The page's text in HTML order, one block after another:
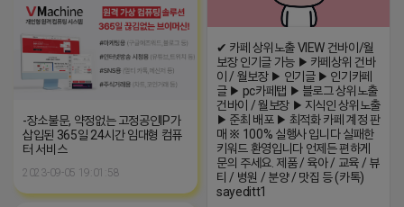
✔ 카페 상위노출 VIEW 건바이/월
보장 인기글 가능 ▶ 카페상위 건바
이 / 월보장 ▶ 인기글 ▶ 인기카페
글 ▶ pc카페탭 ▶ 블로그 상위노출
건바이 / 월보장 ▶ 지식인 상위노출
▶ 준최 배포 ▶ 최적화 카페 계정 판
매 ※ 100% 실행사 입니다 실패한
키워드 환영입니다 언제든 편하게
문의 주세요. 제품 / 육아 / 교육 / 뷰
티 / 병원 / 분양 / 맛집 등 (카톡)
sayeditt1
-장소불문, 약정없는 고정공인IP가
삽입된 365일 24시간 임대형 컴퓨
터 서비스
2023-09-05 19:01:58